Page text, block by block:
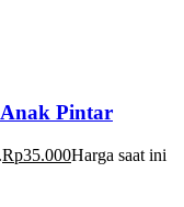
Pintar
Rp35.000Harga saat ini